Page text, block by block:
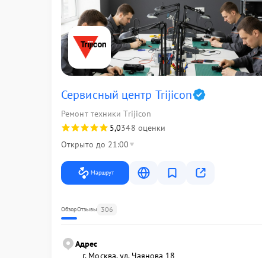
Сервисный центр Trijicon
Ремонт техники Trijicon
5,0348 оценки
Открыто до 21:00
Маршрут
ОбзорОтзывы 306
Адрес
г. Москва, ул. Чаянова 18